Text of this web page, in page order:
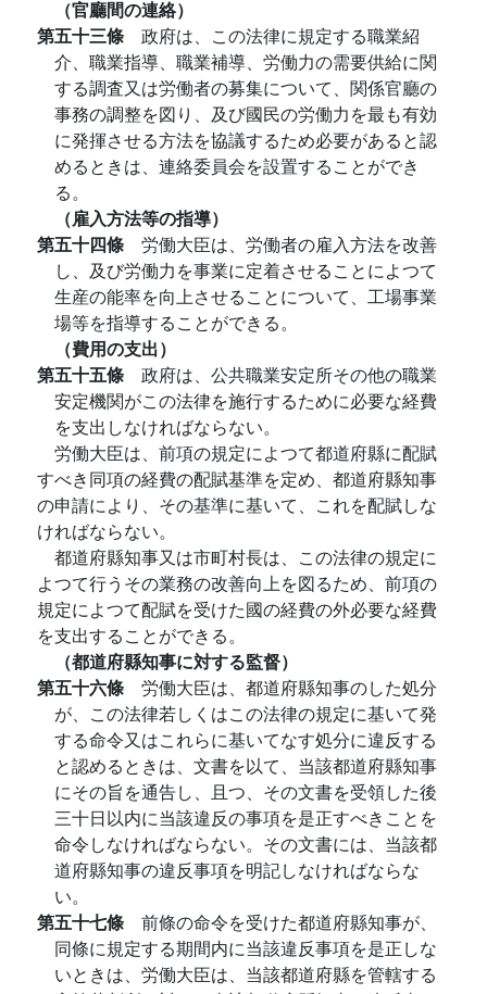
（官廳間の連絡）
第五十三條 政府は、この法律に規定する職業紹
介、職業指導、職業補導、労働力の需要供給に関
する調査又は労働者の募集について、関係官廳の
事務の調整を図り、及び國民の労働力を最も有効
に発揮させる方法を協議するため必要があると認
めるときは、連絡委員会を設置することができ
る。
（雇入方法等の指導）
第五十四條 労働大臣は、労働者の雇入方法を改善
し、及び労働力を事業に定着させることによつて
生産の能率を向上させることについて、工場事業
場等を指導することができる。
（費用の支出）
第五十五條 政府は、公共職業安定所その他の職業
安定機関がこの法律を施行するために必要な経費
を支出しなければならない。
労働大臣は、前項の規定によつて都道府縣に配賦
すべき同項の経費の配賦基準を定め、都道府縣知事
の申請により、その基準に基いて、これを配賦しな
ければならない。
都道府縣知事又は市町村長は、この法律の規定に
よつて行うその業務の改善向上を図るため、前項の
規定によつて配賦を受けた國の経費の外必要な経費
を支出することができる。
（都道府縣知事に対する監督）
第五十六條 労働大臣は、都道府縣知事のした処分
が、この法律若しくはこの法律の規定に基いて発
する命令又はこれらに基いてなす処分に違反する
と認めるときは、文書を以て、当該都道府縣知事
にその旨を通告し、且つ、その文書を受領した後
三十日以内に当該違反の事項を是正すべきことを
命令しなければならない。その文書には、当該都
道府縣知事の違反事項を明記しなければならな
い。
第五十七條 前條の命令を受けた都道府縣知事が、
同條に規定する期間内に当該違反事項を是正しな
いときは、労働大臣は、当該都道府縣を管轄する